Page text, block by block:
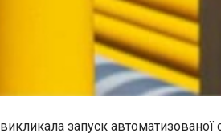
викликала запуск автоматизованої